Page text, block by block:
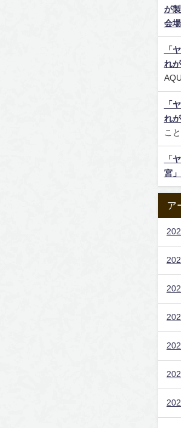
が
会
「
れ
「
れ
こ
「
宮
ア